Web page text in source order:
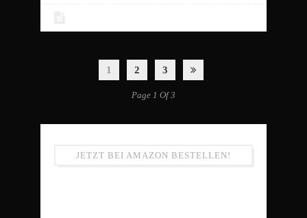
1 2 3
Page 1 Of 3
JETZT BEI AMAZON BESTELLEN!